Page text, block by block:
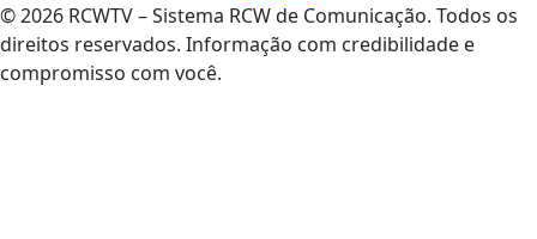
© 2026 RCWTV – Sistema RCW de Comunicação. Todos os
direitos reservados. Informação com credibilidade e
compromisso com você.